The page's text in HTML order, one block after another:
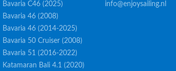
Bavaria C46 (2025)
Bavaria 46 (2008)
Bavaria 46 (2014-2025)
Bavaria 50 Cruiser (2008)
Bavaria 51 (2016-2022)
Katamaran Bali 4.1 (2020)
info@enjoysailing.nl